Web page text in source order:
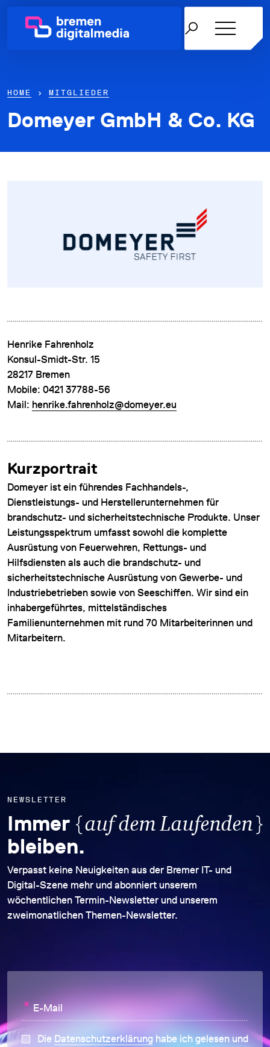
News & Termine
DATENSCHUTZ
IMPRESSUM
COOKIE-EINSTELLUNGEN
HOME ›MITGLIEDER
Domeyer GmbH & Co. KG
Henrike Fahrenholz
Konsul-Smidt-Str. 15
28217 Bremen
Mobile: 0421 37788-56
Mail: henrike.fahrenholz@domeyer.eu
Kurzportrait
Domeyer ist ein führendes Fachhandels-,
Dienstleistungs- und Herstellerunternehmen für
brandschutz- und sicherheitstechnische Produkte. Unser
Leistungsspektrum umfasst sowohl die komplette
Ausrüstung von Feuerwehren, Rettungs- und
Hilfsdiensten als auch die brandschutz- und
sicherheitstechnische Ausrüstung von Gewerbe- und
Industriebetrieben sowie von Seeschiffen. Wir sind ein
inhabergeführtes, mittelständisches
Familienunternehmen mit rund 70 Mitarbeiterinnen und
Mitarbeitern.
NEWSLETTER
Immer {auf dem Laufenden}
bleiben.
Verpasst keine Neuigkeiten aus der Bremer IT- und
Digital-Szene mehr und abonniert unserem
wöchentlichen Termin-Newsletter und unserem
zweimonatlichen Themen-Newsletter.
* E-Mail
Die Datenschutzerklärunghabe ich gelesen und